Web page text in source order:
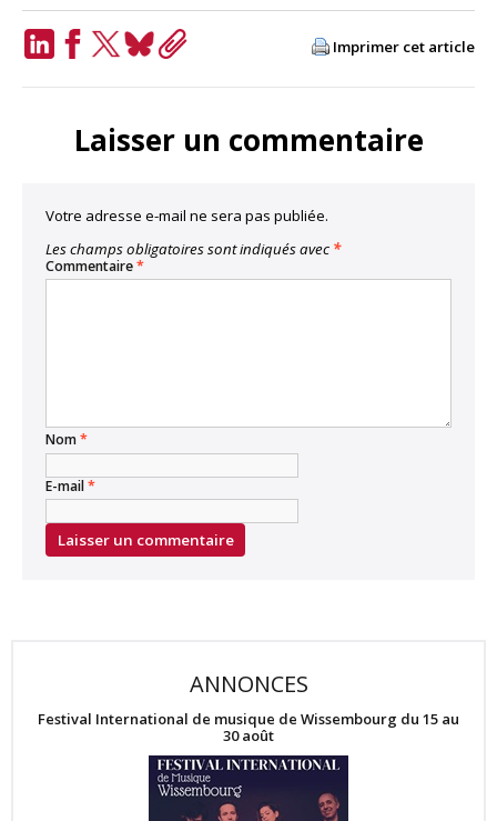
Imprimer cet article
Laisser un commentaire
Votre adresse e-mail ne sera pas publiée.
Les champs obligatoires sont indiqués avec *
Commentaire*
Nom*
E-mail*
ANNONCES
Festival International de musique de Wissembourg du 15 au
30 août